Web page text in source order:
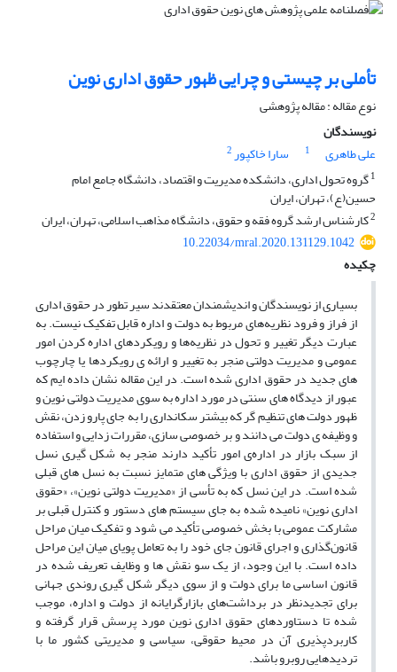
تأملی بر چیستی و چرایی ظهور حقوق اداری نوین
نوع مقاله : مقاله پژوهشی
نویسندگان
علی طاهری
1 سارا خاکپور2
1گروه تحول اداری، دانشکده مدیریت و اقتصاد، دانشگاه جامع امام
حسین(ع)، تهران، ایران
2کارشناس ارشد گروه فقه و حقوق، دانشگاه مذاهب اسلامی، تهران، ایران
10.22034/mral.2020.131129.1042
چکیده
بسیاری از نویسندگان و اندیشمندان معتقدند سیر تطور در حقوق اداری
از فراز و فرود نظریه‌های مربوط به دولت و اداره قابل تفکیک نیست. به
عبارت دیگر تغییر و تحول در نظریه‌ها و رویکردهای اداره کردن امور
عمومی و مدیریت دولتی منجر به تغییر و ارائه ی رویکردها یا چارچوب
های جدید در حقوق اداری شده است. در این مقاله نشان داده ایم که
عبور از دیدگاه های سنتی در مورد اداره به سوی مدیریت دولتی نوین و
ظهور دولت های تنظیم گر که بیشتر سکانداری را به جای پارو زدن، نقش
و وظیفه ی دولت می دانند و بر خصوصی سازی، مقررات زدایی و استفاده
از سبک بازار در اداره‌ی امور تأکید دارند منجر به شکل گیری نسل
جدیدی از حقوق اداری با ویژگی های متمایز نسبت به نسل های قبلی
شده است. در این نسل که به تأسی از «مدیریت دولتی نوین»، «حقوق
اداری نوین» نامیده شده به جای سیستم های دستور و کنترل قبلی بر
مشارکت عمومی با بخش خصوصی تأکید می شود و تفکیک میان مراحل
قانون‌گذاری و اجرای قانون جای خود را به تعامل پویای میان این مراحل
داده است. با این وجود، از یک سو نقش ها و وظایف تعریف شده در
قانون اساسی ما برای دولت و از سوی دیگر شکل گیری روندی جهانی
برای تجدیدنظر در برداشت‌های بازارگرایانه از دولت و اداره، موجب
شده تا دستاوردهای حقوق اداری نوین مورد پرسش قرار گرفته و
کاربردپذیری آن در محیط حقوقی، سیاسی و مدیریتی کشور ما با
تردیدهایی روبرو باشد.